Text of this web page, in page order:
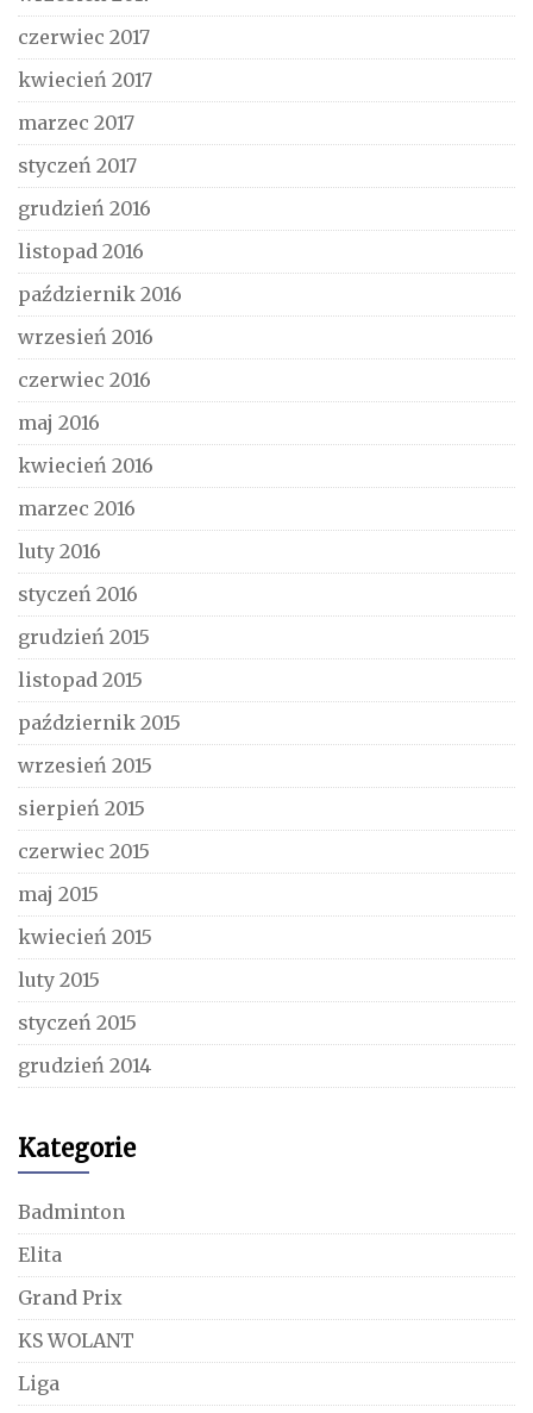
czerwiec 2017
kwiecień 2017
marzec 2017
styczeń 2017
grudzień 2016
listopad 2016
październik 2016
wrzesień 2016
czerwiec 2016
maj 2016
kwiecień 2016
marzec 2016
luty 2016
styczeń 2016
grudzień 2015
listopad 2015
październik 2015
wrzesień 2015
sierpień 2015
czerwiec 2015
maj 2015
kwiecień 2015
luty 2015
styczeń 2015
grudzień 2014
Kategorie
Badminton
Elita
Grand Prix
KS WOLANT
Liga